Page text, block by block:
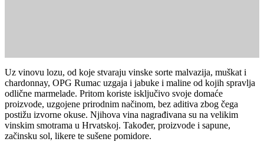
Uz vinovu lozu, od koje stvaraju vinske sorte malvazija, muškat i
chardonnay, OPG Rumac uzgaja i jabuke i maline od kojih spravlja
odlične marmelade. Pritom koriste isključivo svoje domaće
proizvode, uzgojene prirodnim načinom, bez aditiva zbog čega
postižu izvorne okuse. Njihova vina nagrađivana su na velikim
vinskim smotrama u Hrvatskoj. Također, proizvode i sapune,
začinsku sol, likere te sušene pomidore.